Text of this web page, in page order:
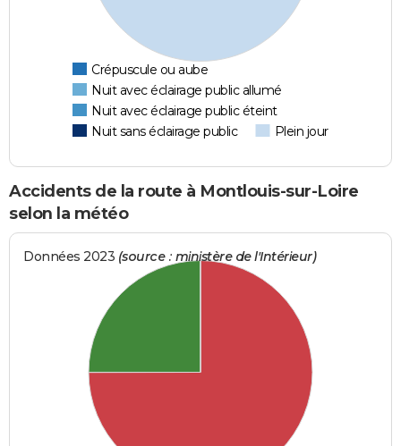
Crépuscule ou aube
Nuit avec éclairage public allumé
Nuit avec éclairage public éteint
Nuit sans éclairage public
Plein jour
Accidents de la route à Montlouis-sur-Loire
selon la météo
Données 2023 (source : ministère de l'Intérieur)